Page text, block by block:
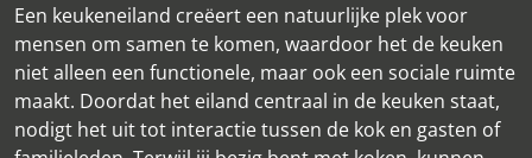
Een keukeneiland creëert een natuurlijke plek voor
mensen om samen te komen, waardoor het de keuken
niet alleen een functionele, maar ook een sociale ruimte
maakt. Doordat het eiland centraal in de keuken staat,
nodigt het uit tot interactie tussen de kok en gasten of